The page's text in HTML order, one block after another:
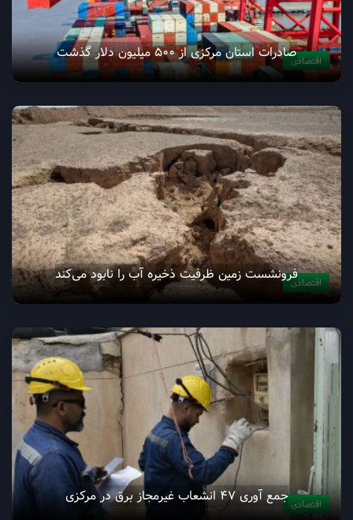
اقتصادیصادرات استان مرکزی از 500 میلیون دلار گذشت
اقتصادیفرونشست زمین ظرفیت ذخیره آب را نابود می‌کند
اقتصادیجمع آوری ۴۷ انشعاب غیرمجاز برق در مرکزی